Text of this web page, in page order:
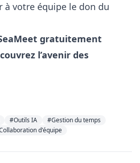
à votre équipe le don du
gratuitement
l’avenir des
#Outils IA
#Gestion du temps
d'équipe